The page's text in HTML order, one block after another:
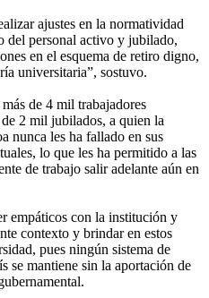
ajustes en la normatividad
del personal activo y jubilado,
en el esquema de retiro digno,
universitaria”, sostuvo.
de 4 mil trabajadores
2 mil jubilados, a quien la
nunca les ha fallado en sus
lo que les ha permitido a las
de trabajo salir adelante aún en
empáticos con la institución y
contexto y brindar en estos
pues ningún sistema de
se mantiene sin la aportación de